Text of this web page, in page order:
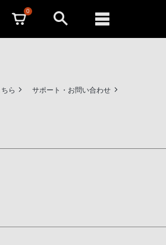
0
ら サポート・お問い合わせ